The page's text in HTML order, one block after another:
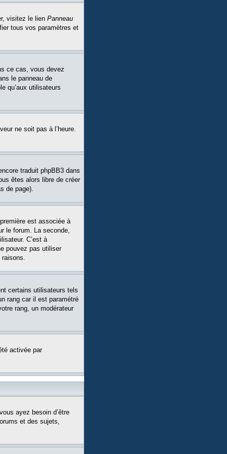
visitez le lien Panneau
tous vos paramètres et
ce cas, vous devez
le panneau de
qu’aux utilisateurs
ne soit pas à l’heure.
traduit phpBB3 dans
êtes alors libre de créer
de page).
est associée à
le forum. La seconde,
C’est à
pouvez pas utiliser
raisons.
certains utilisateurs tels
rang car il est paramétré
rang, un modérateur
activée par
ayez besoin d’être
et des sujets,